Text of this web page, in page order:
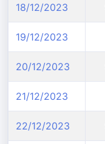
18/12/2023
19/12/2023
20/12/2023
21/12/2023
22/12/2023